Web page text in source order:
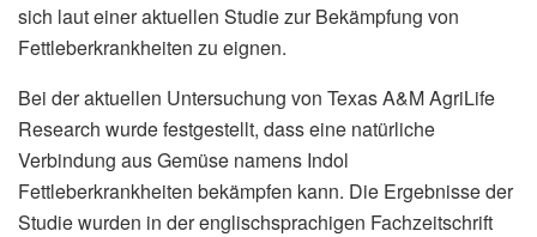
sich laut einer aktuellen Studie zur Bekämpfung von
Fettleberkrankheiten zu eignen.
Bei der aktuellen Untersuchung von Texas A&M AgriLife
Research wurde festgestellt, dass eine natürliche
Verbindung aus Gemüse namens Indol
Fettleberkrankheiten bekämpfen kann. Die Ergebnisse der
Studie wurden in der englischsprachigen Fachzeitschrift